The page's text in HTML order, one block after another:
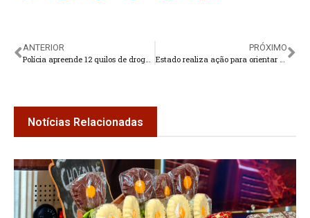
ANTERIOR
PRÓXIMO
Notícias Relacionadas